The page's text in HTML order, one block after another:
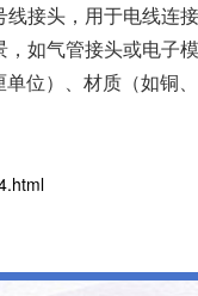
线接头，用于电线连
，如气管接头或电子
位）、材质（如铜、